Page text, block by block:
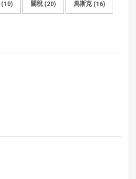
(10) 關稅 (20) 馬斯克 (16)